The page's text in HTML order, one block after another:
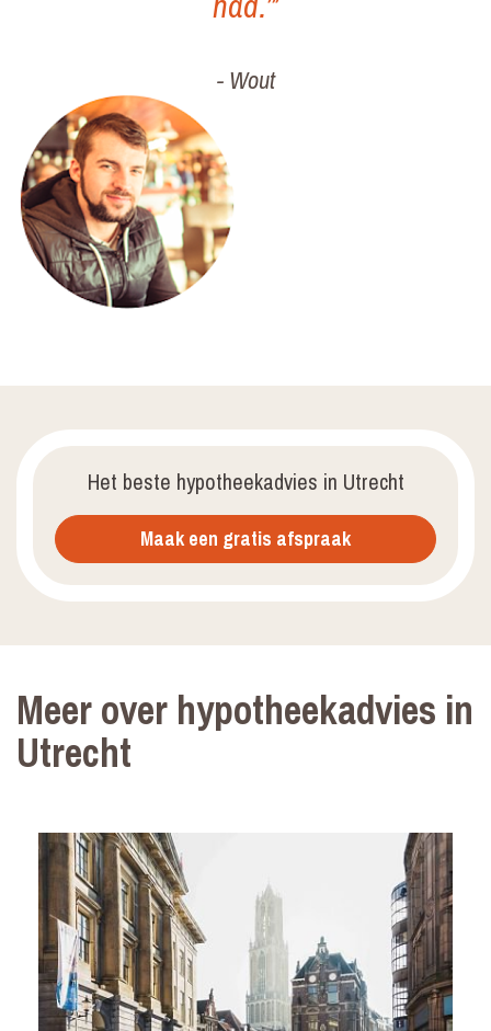
- Wout
Het beste hypotheekadvies in Utrecht
Maak een gratis afspraak
Meer over hypotheekadvies in
Utrecht